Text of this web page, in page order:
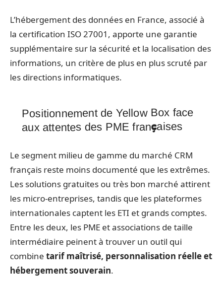
L’hébergement des données en France, associé à
la certification ISO 27001, apporte une garantie
supplémentaire sur la sécurité et la localisation des
informations, un critère de plus en plus scruté par
les directions informatiques.
Positionnement de Yellow Box face
aux attentes des PME françaises
Le segment milieu de gamme du marché CRM
français reste moins documenté que les extrêmes.
Les solutions gratuites ou très bon marché attirent
les micro-entreprises, tandis que les plateformes
internationales captent les ETI et grands comptes.
Entre les deux, les PME et associations de taille
intermédiaire peinent à trouver un outil qui
combine tarif maîtrisé, personnalisation réelle et
hébergement souverain.